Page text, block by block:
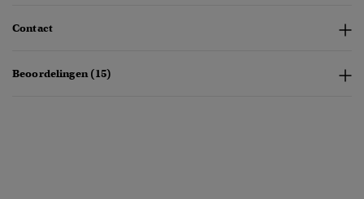
Contact
Beoordelingen (15)